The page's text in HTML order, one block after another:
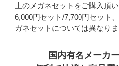
上のメガネセットをご購入頂
6,000円セット/7,700円セット
ガネセットについては異なりま
国内有名メーカ